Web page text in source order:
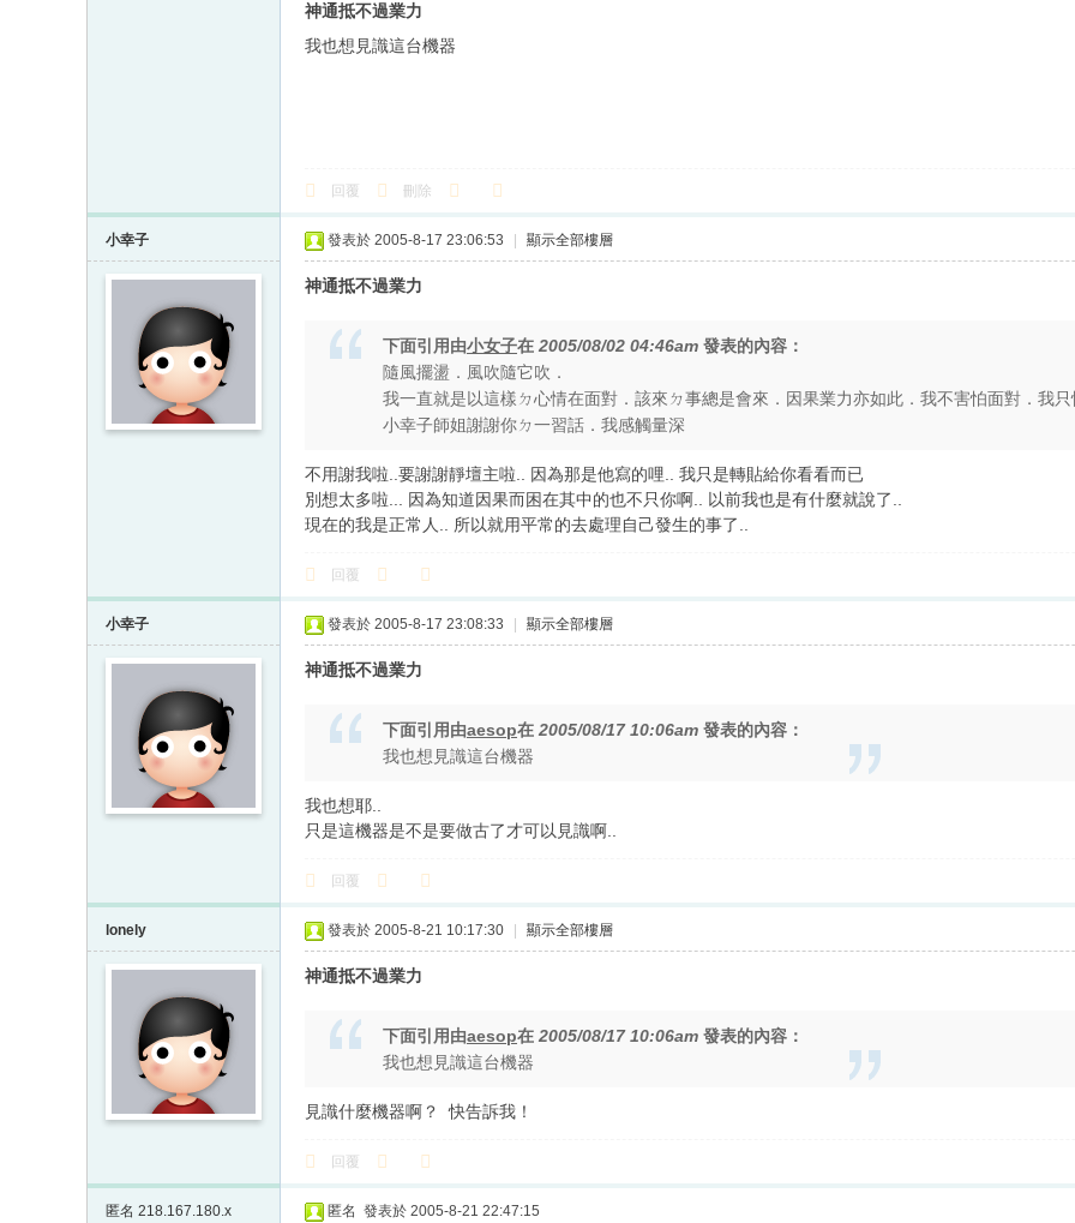
神通抵不過業力
我也想見識這台機器
回覆 刪除
小幸子 發表於 2005-8-17 23:06:53 顯示全部樓層
神通抵不過業力
下面引用由小女子在 2005/08/02 04:46am 發表的內容：
隨風擺盪．風吹隨它吹．
我一直就是以這樣ㄉ心情在面對．該來ㄉ事總是會來．因果業力亦如此．我不害怕面對．我只
小幸子師姐謝謝你ㄉ一習話．我感觸量深
不用謝我啦..要謝謝靜壇主啦.. 因為那是他寫的哩.. 我只是轉貼給你看看而已
別想太多啦... 因為知道因果而困在其中的也不只你啊.. 以前我也是有什麼就說了..
現在的我是正常人.. 所以就用平常的去處理自己發生的事了..
回覆
小幸子 發表於 2005-8-17 23:08:33 顯示全部樓層
神通抵不過業力
下面引用由aesop在 2005/08/17 10:06am 發表的內容：
我也想見識這台機器
我也想耶..
只是這機器是不是要做古了才可以見識啊..
回覆
lonely 發表於 2005-8-21 10:17:30 顯示全部樓層
神通抵不過業力
下面引用由aesop在 2005/08/17 10:06am 發表的內容：
我也想見識這台機器
見識什麼機器啊？ 快告訴我！
回覆
匿名 218.167.180.x 匿名 發表於 2005-8-21 22:47:15